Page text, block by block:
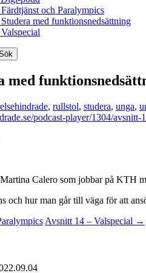
och Paralympics
med funktionsnedsättning
med
, rullstol, studera, unga,
podcast-player/1304/
Calero som jobbar på KTH
och hur man går till väga för att
Avsnitt 14 – Valspecial →